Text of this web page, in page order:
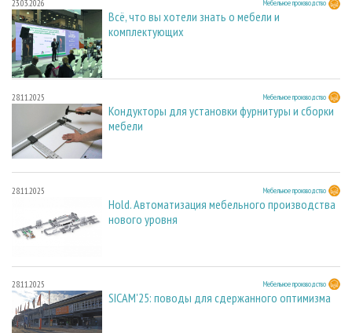
23.03.2026 Мебельное производство
Всё, что вы хотели знать о мебели и
комплектующих
28.11.2025 Мебельное производство
Кондукторы для установки фурнитуры и сборки
мебели
28.11.2025 Мебельное производство
Hold. Автоматизация мебельного производства
нового уровня
28.11.2025 Мебельное производство
SICAM'25: поводы для сдержанного оптимизма